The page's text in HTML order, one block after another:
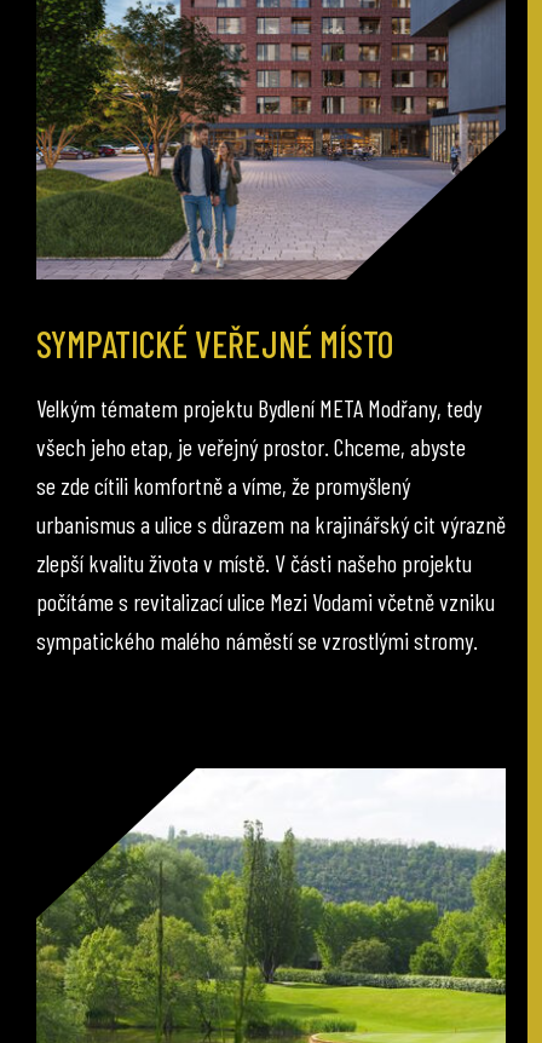
SYMPATICKÉ VEŘEJNÉ MÍSTO
Velkým tématem projektu Bydlení META Modřany, tedy
všech jeho etap, je veřejný prostor. Chceme, abyste
se zde cítili komfortně a víme, že promyšlený
urbanismus a ulice s důrazem na krajinářský cit výrazně
zlepší kvalitu života v místě. V části našeho projektu
počítáme s revitalizací ulice Mezi Vodami včetně vzniku
sympatického malého náměstí se vzrostlými stromy.